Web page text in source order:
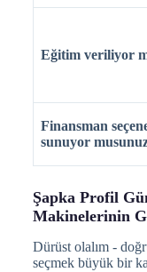
Eğitim veriliyor
Finansman
sunuyor
Şapka Profil
Makinelerinin
Dürüst olalım -
seçmek büyük bir